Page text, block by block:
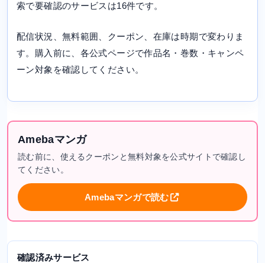
索で要確認のサービスは16件です。
配信状況、無料範囲、クーポン、在庫は時期で変わりま
す。購入前に、各公式ページで作品名・巻数・キャンペ
ーン対象を確認してください。
Amebaマンガ
読む前に、使えるクーポンと無料対象を公式サイトで確認し
てください。
Amebaマンガで読む
確認済みサービス